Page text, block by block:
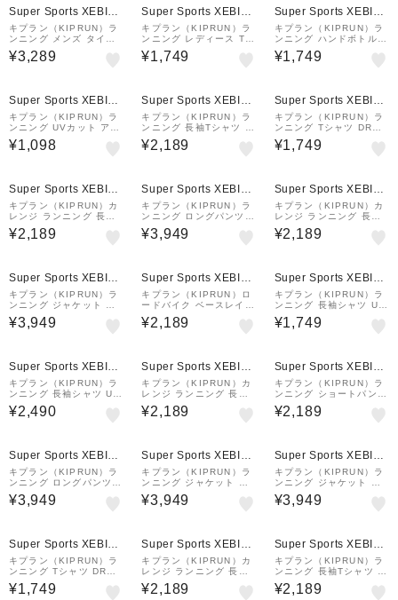
Super Sports XEBIO
&mall店
キプラン（KIPRUN）ラ
ンニング メンズ タイツ
RUN 100 8817448
¥3,289
Super Sports XEBIO
&mall店
キプラン（KIPRUN）ラ
ンニング レディース Tシ
ャツ 透湿性 RUN 500 8
831473
¥1,749
Super Sports XEBIO
&mall店
キプラン（KIPRUN）ラ
ンニング ハンドボトル 8
561285
¥1,749
Super Sports XEBIO
&mall店
キプラン（KIPRUN）ラ
ンニング UVカット アー
ム&ハンドカバー 86007
64
¥1,098
Super Sports XEBIO
&mall店
キプラン（KIPRUN）ラ
ンニング 長袖Tシャツ U
Vカット DRY 500 UV 8
817442
¥2,189
Super Sports XEBIO
&mall店
キプラン（KIPRUN）ラ
ンニング Tシャツ DRY+
8842229
¥1,749
Super Sports XEBIO
&mall店
キプラン（KIPRUN）カ
レンジ ランニング 長袖T
シャツ ハーフジップ WA
RM 8487923
¥2,189
Super Sports XEBIO
&mall店
キプラン（KIPRUN）ラ
ンニング ロングパンツ D
RY 8736665
¥3,949
Super Sports XEBIO
&mall店
キプラン（KIPRUN）カ
レンジ ランニング 長袖
ジャージ ハーフジップ
ウォーム 8394789
¥2,189
Super Sports XEBIO
&mall店
キプラン（KIPRUN）ラ
ンニング ジャケット 防
風 8796834
¥3,949
Super Sports XEBIO
&mall店
キプラン（KIPRUN）ロ
ードバイク ベースレイヤ
ー ノースリーブ 82961
43
¥2,189
Super Sports XEBIO
&mall店
キプラン（KIPRUN）ラ
ンニング 長袖シャツ UV
PROTECT 8520964
¥1,749
Super Sports XEBIO
&mall店
キプラン（KIPRUN）ラ
ンニング 長袖シャツ UV
PROTECT 8380664
¥2,490
Super Sports XEBIO
&mall店
キプラン（KIPRUN）カ
レンジ ランニング 長袖T
シャツ ハーフジップ WA
RM 8645563
¥2,189
Super Sports XEBIO
&mall店
キプラン（KIPRUN）ラ
ンニング ショートパンツ
DRY 8553338
¥2,189
Super Sports XEBIO
&mall店
キプラン（KIPRUN）ラ
ンニング ロングパンツ D
RY 8883389
¥3,949
Super Sports XEBIO
&mall店
キプラン（KIPRUN）ラ
ンニング ジャケット 防
風 100 8885914
¥3,949
Super Sports XEBIO
&mall店
キプラン（KIPRUN）ラ
ンニング ジャケット 防
風 8796835
¥3,949
Super Sports XEBIO
&mall店
キプラン（KIPRUN）ラ
ンニング Tシャツ DRY+
8842228
¥1,749
Super Sports XEBIO
&mall店
キプラン（KIPRUN）カ
レンジ ランニング 長袖
ジャージ ハーフジップ
ウォーム 8881680
¥2,189
Super Sports XEBIO
&mall店
キプラン（KIPRUN）ラ
ンニング 長袖Tシャツ U
Vカット DRY 500 UV 8
817439
¥2,189